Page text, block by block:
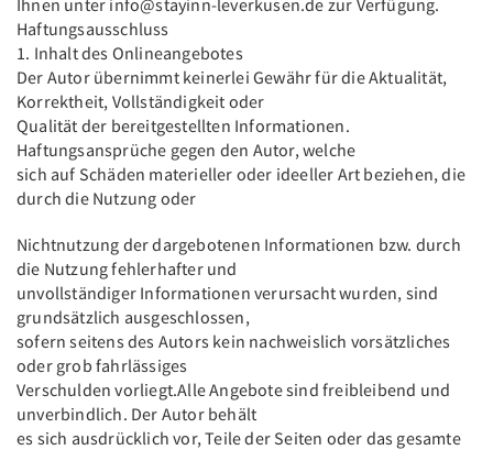
Ihnen unter info@stayinn-leverkusen.de zur Verfügung.
Haftungsausschluss
1. Inhalt des Onlineangebotes
Der Autor übernimmt keinerlei Gewähr für die Aktualität,
Korrektheit, Vollständigkeit oder
Qualität der bereitgestellten Informationen.
Haftungsansprüche gegen den Autor, welche
sich auf Schäden materieller oder ideeller Art beziehen, die
durch die Nutzung oder
Nichtnutzung der dargebotenen Informationen bzw. durch
die Nutzung fehlerhafter und
unvollständiger Informationen verursacht wurden, sind
grundsätzlich ausgeschlossen,
sofern seitens des Autors kein nachweislich vorsätzliches
oder grob fahrlässiges
Verschulden vorliegt.Alle Angebote sind freibleibend und
unverbindlich. Der Autor behält
es sich ausdrücklich vor, Teile der Seiten oder das gesamte